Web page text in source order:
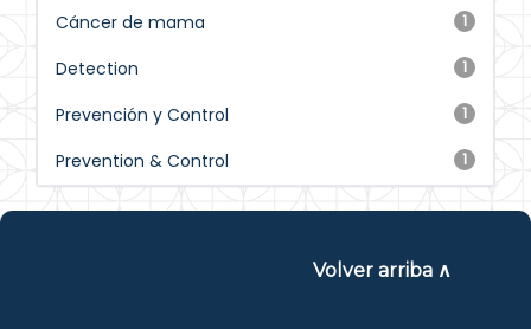
1
Cáncer de mama
1
Detection
1
Prevención y Control
1
Prevention & Control
Volver arriba ∧